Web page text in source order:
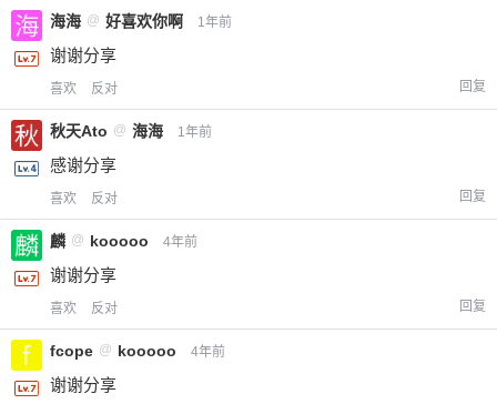
海海 @ 好喜欢你啊 1年前
谢谢分享
喜欢 反对 回复
秋天Ato @ 海海 1年前
感谢分享
喜欢 反对 回复
麟 @ kooooo 4年前
谢谢分享
喜欢 反对 回复
fcope @ kooooo 4年前
谢谢分享